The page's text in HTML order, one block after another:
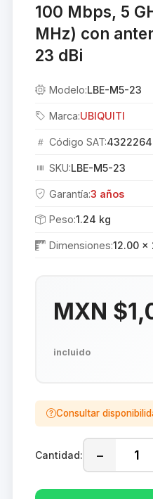
100 Mbps, 5
MHz) con
23 dBi
Modelo:LBE-M5-23
Marca:UBIQUITI
Código SAT:
SKU:LBE-M5-23
Garantía:3 años
Peso:1.24 kg
Dimensiones:12.00 ×
MXN
incluido
Consultar
Cantidad: −